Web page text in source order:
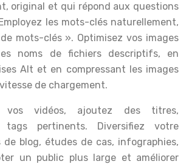
original et qui répond aux questions
les mots-clés naturellement,
mots-clés ». Optimisez vos images
noms de fichiers descriptifs, en
Alt et en compressant les images
de chargement.
vos vidéos, ajoutez des titres,
tags pertinents. Diversifiez votre
blog, études de cas, infographies,
un public plus large et améliorer